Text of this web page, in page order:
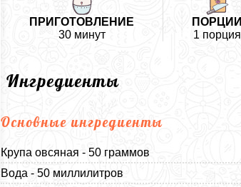
ПРИГОТОВЛЕНИЕ
30 минут
ПОРЦИИ
1 порция
Ингредиенты
Основные ингредиенты
Крупа овсяная - 50 граммов
Вода - 50 миллилитров